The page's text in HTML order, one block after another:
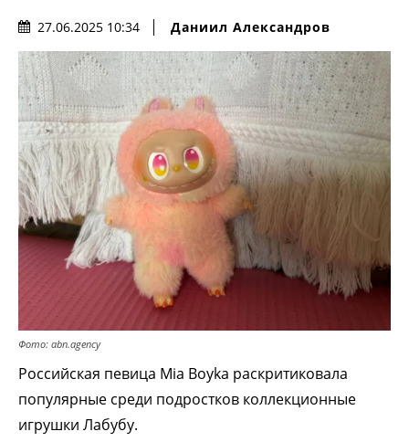
27.06.2025 10:34 Даниил Александров
Фото: abn.agency
Российская певица Mia Boyka раскритиковала
популярные среди подростков коллекционные
игрушки Лабубу.